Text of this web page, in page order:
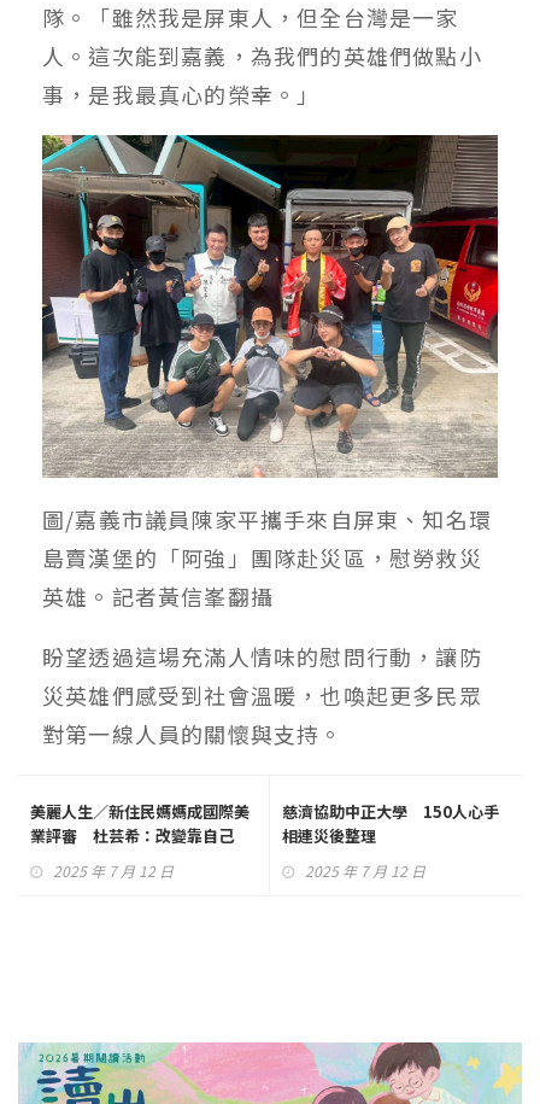
隊。「雖然我是屏東人，但全台灣是一家
人。這次能到嘉義，為我們的英雄們做點小
事，是我最真心的榮幸。」
圖/嘉義市議員陳家平攜手來自屏東、知名環
島賣漢堡的「阿強」團隊赴災區，慰勞救災
英雄。記者黃信峯翻攝
盼望透過這場充滿人情味的慰問行動，讓防
災英雄們感受到社會溫暖，也喚起更多民眾
對第一線人員的關懷與支持。
美麗人生／新住民媽媽成國際美
業評審 杜芸希：改變靠自己
2025 年 7 月 12 日
慈濟協助中正大學 150人心手
相連災後整理
2025 年 7 月 12 日